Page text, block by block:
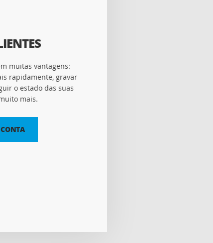
muitas vantagens:
rapidamente, gravar
o estado das suas
mais.